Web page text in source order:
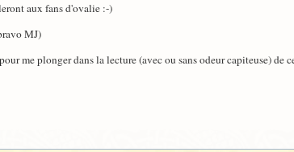
aux fans d'ovalie :-)
MJ)
me plonger dans la lecture (avec ou sans odeur capiteuse) de